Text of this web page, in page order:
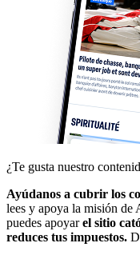
¿Te gusta nuestro
Ayúdanos a cubrir los
lees y apoya la misión de
puedes apoyarel sitio
reduces tus impuestos.